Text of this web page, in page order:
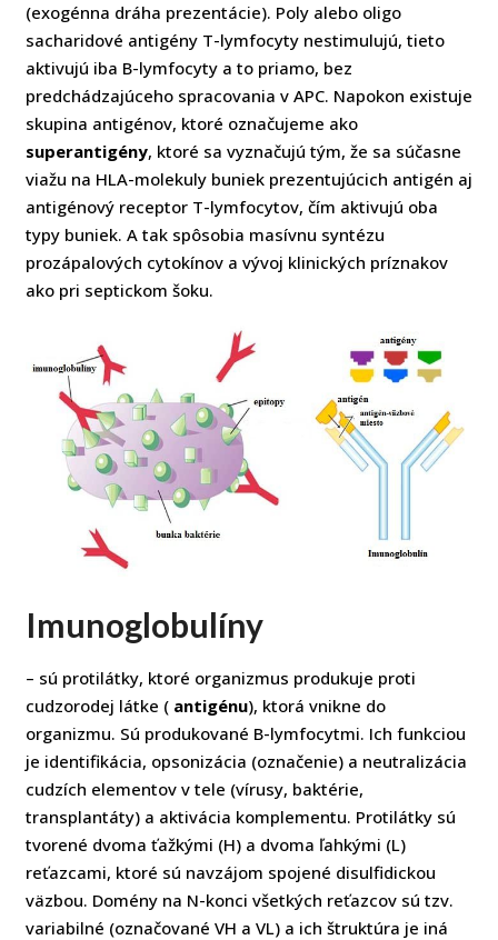
(exogénna dráha prezentácie). Poly alebo oligo
sacharidové antigény T-lymfocyty nestimulujú, tieto
aktivujú iba B-lymfocyty a to priamo, bez
predchádzajúceho spracovania v APC. Napokon existuje
skupina antigénov, ktoré označujeme ako
superantigény, ktoré sa vyznačujú tým, že sa súčasne
viažu na HLA-molekuly buniek prezentujúcich antigén aj
antigénový receptor T-lymfocytov, čím aktivujú oba
typy buniek. A tak spôsobia masívnu syntézu
prozápalových cytokínov a vývoj klinických príznakov
ako pri septickom šoku.
Imunoglobulíny
– sú protilátky, ktoré organizmus produkuje proti
cudzorodej látke ( antigénu), ktorá vnikne do
organizmu. Sú produkované B-lymfocytmi. Ich funkciou
je identifikácia, opsonizácia (označenie) a neutralizácia
cudzích elementov v tele (vírusy, baktérie,
transplantáty) a aktivácia komplementu. Protilátky sú
tvorené dvoma ťažkými (H) a dvoma ľahkými (L)
reťazcami, ktoré sú navzájom spojené disulfidickou
väzbou. Domény na N-konci všetkých reťazcov sú tzv.
variabilné (označované VH a VL) a ich štruktúra je iná